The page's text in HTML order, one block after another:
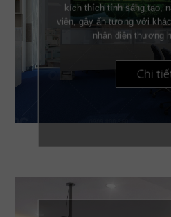
kích thích tính sáng tạo,
viên, gây ấn tượng với
nhận diện thương
Chi